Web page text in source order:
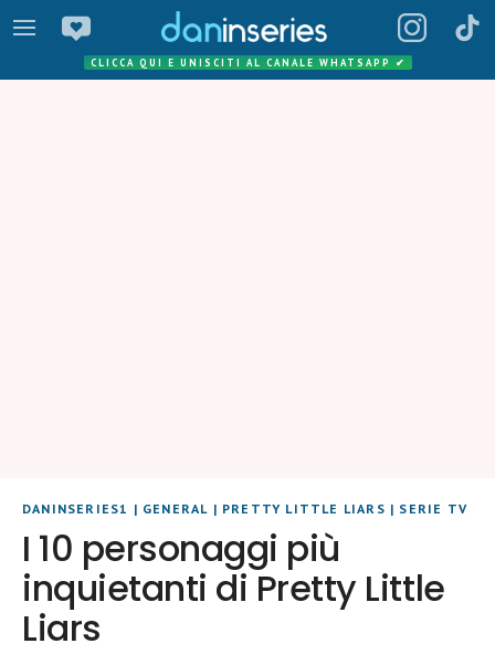
CLICCA QUI E UNISCITI AL CANALE WHATSAPP ✔
DANINSERIES1 | GENERAL | PRETTY LITTLE LIARS | SERIE TV
I 10 personaggi più
inquietanti di Pretty Little
Liars